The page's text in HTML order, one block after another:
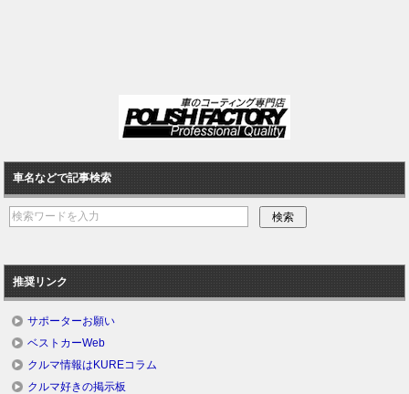
車名などで記事検索
推奨リンク
サポーターお願い
ベストカーWeb
クルマ情報はKUREコラム
クルマ好きの掲示板